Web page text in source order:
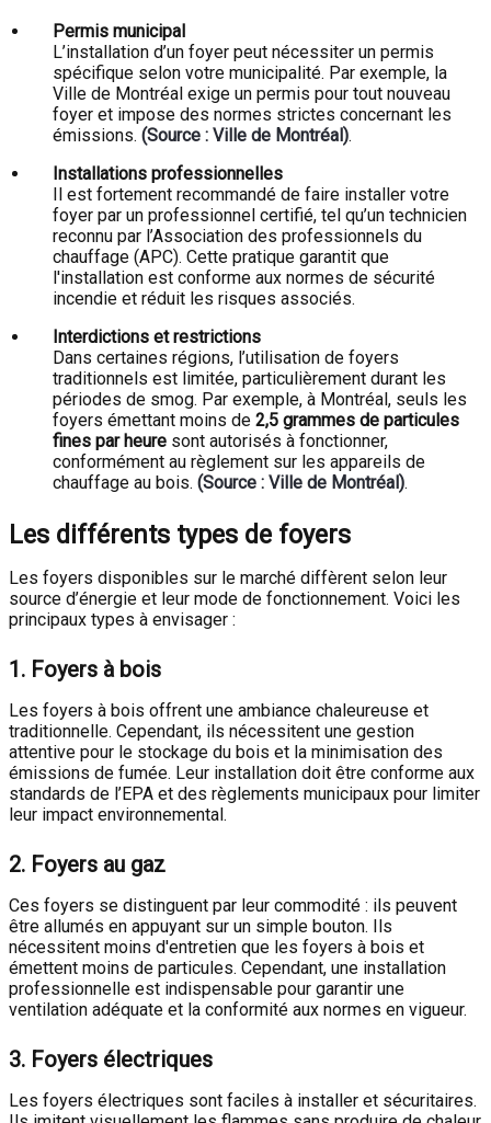
Permis municipal
L’installation d’un foyer peut nécessiter un permis
spécifique selon votre municipalité. Par exemple, la
Ville de Montréal exige un permis pour tout nouveau
foyer et impose des normes strictes concernant les
émissions. (Source : Ville de Montréal).
Installations professionnelles
Il est fortement recommandé de faire installer votre
foyer par un professionnel certifié, tel qu’un technicien
reconnu par l’Association des professionnels du
chauffage (APC). Cette pratique garantit que
l'installation est conforme aux normes de sécurité
incendie et réduit les risques associés.
Interdictions et restrictions
Dans certaines régions, l’utilisation de foyers
traditionnels est limitée, particulièrement durant les
périodes de smog. Par exemple, à Montréal, seuls les
foyers émettant moins de 2,5 grammes de particules
fines par heure sont autorisés à fonctionner,
conformément au règlement sur les appareils de
chauffage au bois. (Source : Ville de Montréal).
Les différents types de foyers
Les foyers disponibles sur le marché diffèrent selon leur
source d’énergie et leur mode de fonctionnement. Voici les
principaux types à envisager :
1. Foyers à bois
Les foyers à bois offrent une ambiance chaleureuse et
traditionnelle. Cependant, ils nécessitent une gestion
attentive pour le stockage du bois et la minimisation des
émissions de fumée. Leur installation doit être conforme aux
standards de l’EPA et des règlements municipaux pour limiter
leur impact environnemental.
2. Foyers au gaz
Ces foyers se distinguent par leur commodité : ils peuvent
être allumés en appuyant sur un simple bouton. Ils
nécessitent moins d'entretien que les foyers à bois et
émettent moins de particules. Cependant, une installation
professionnelle est indispensable pour garantir une
ventilation adéquate et la conformité aux normes en vigueur.
3. Foyers électriques
Les foyers électriques sont faciles à installer et sécuritaires.